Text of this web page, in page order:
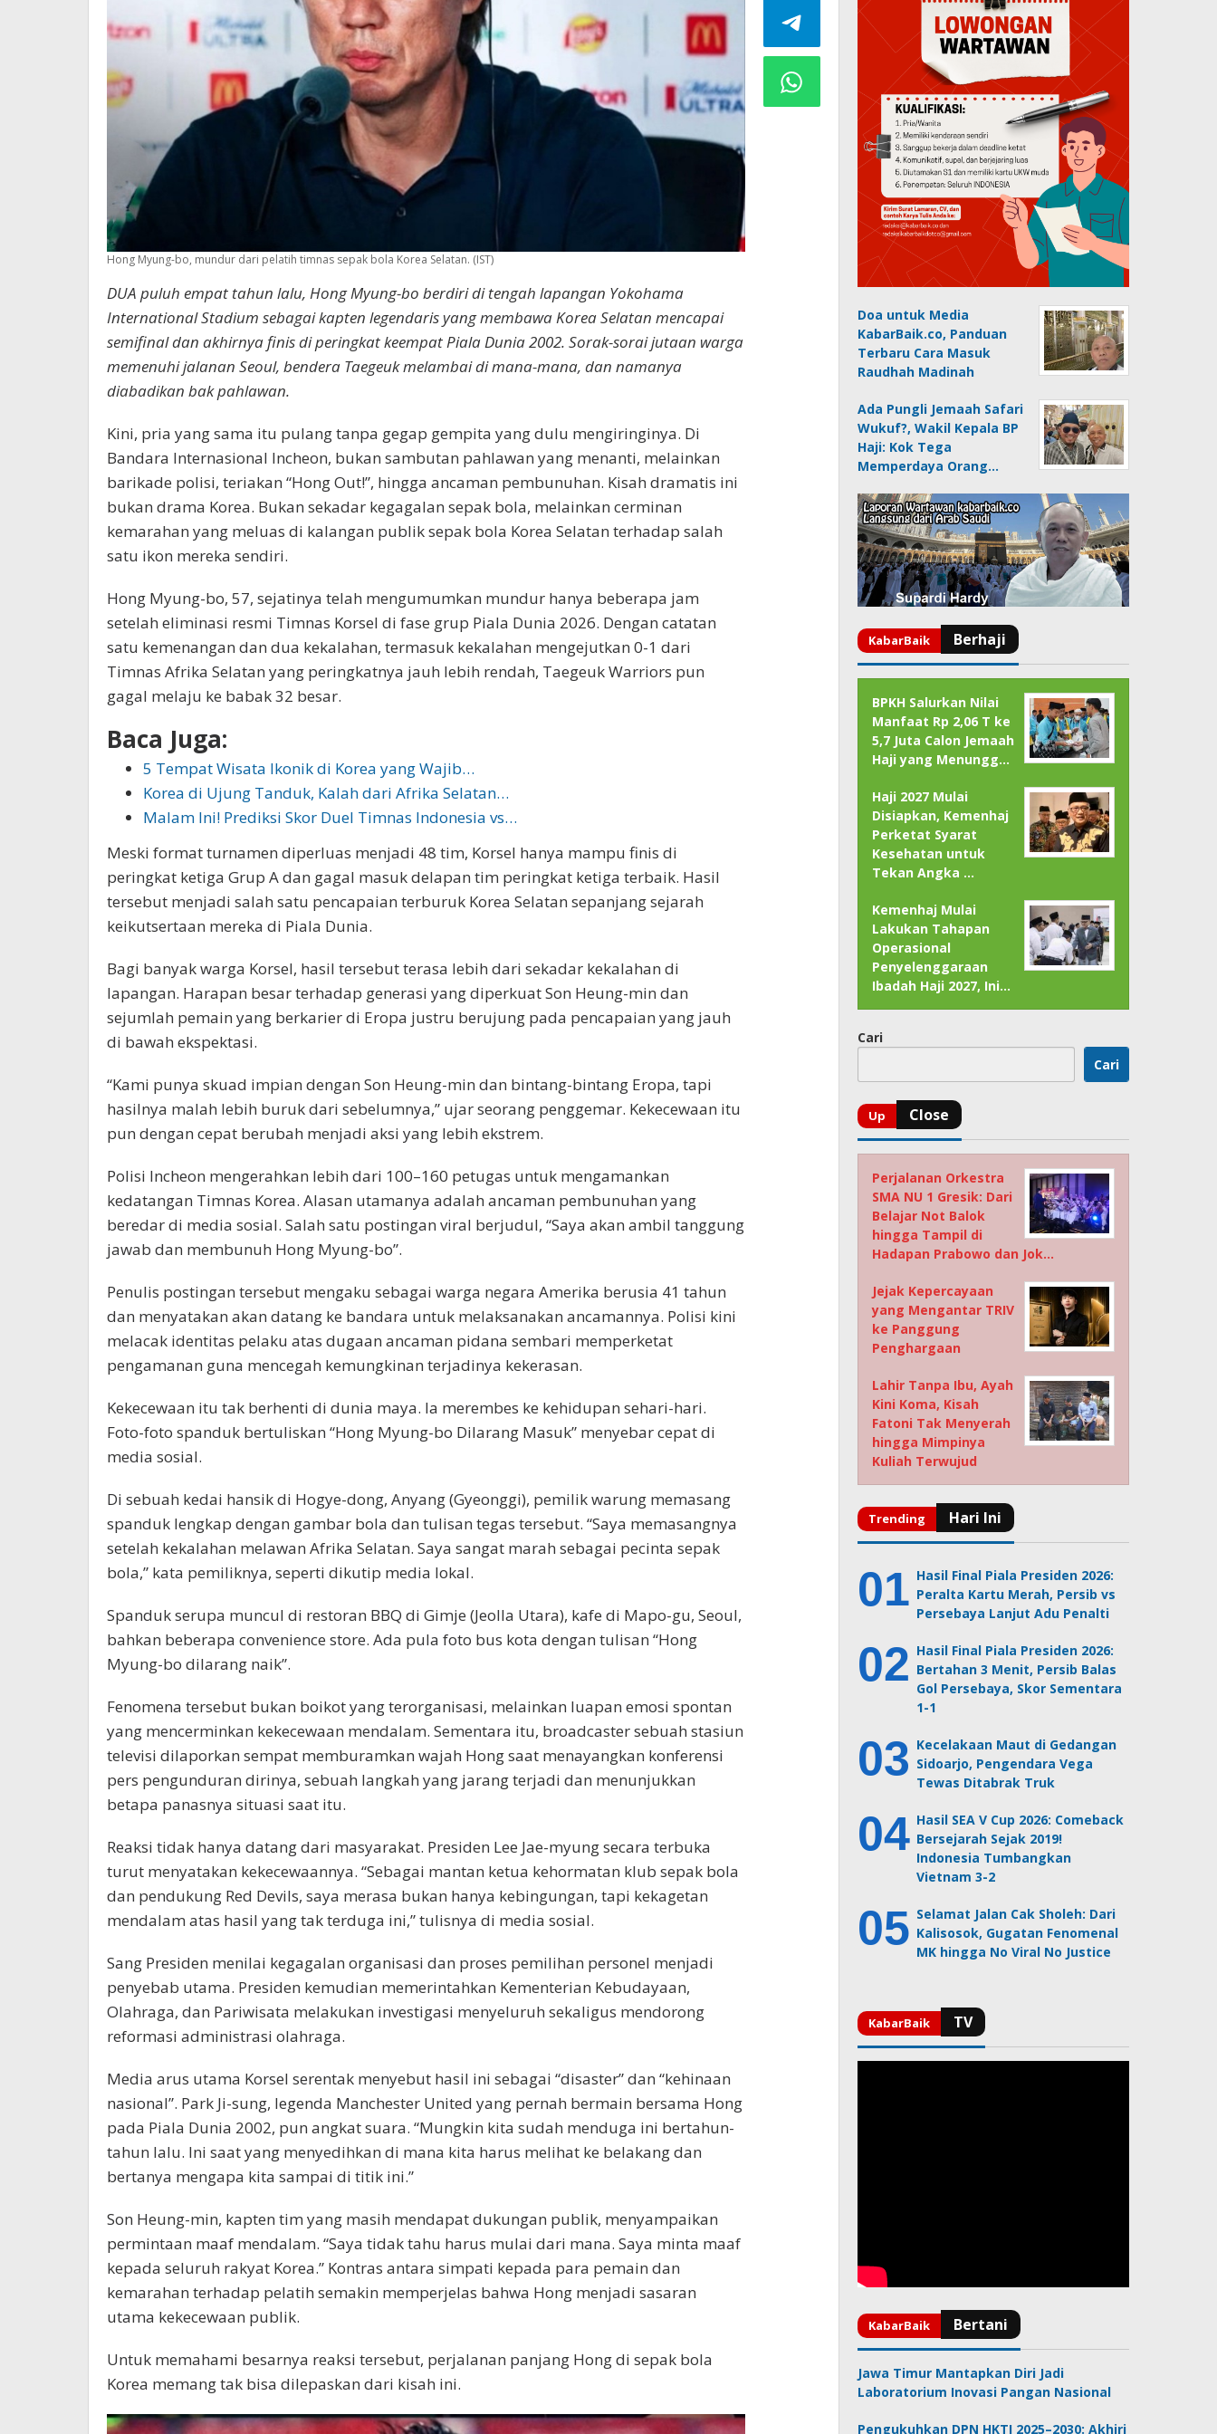
Hong Myung-bo, mundur dari pelatih timnas sepak bola Korea Selatan. (IST)
DUA puluh empat tahun lalu, Hong Myung-bo berdiri di tengah lapangan Yokohama
International Stadium sebagai kapten legendaris yang membawa Korea Selatan mencapai
semifinal dan akhirnya finis di peringkat keempat Piala Dunia 2002. Sorak-sorai jutaan warga
memenuhi jalanan Seoul, bendera Taegeuk melambai di mana-mana, dan namanya
diabadikan bak pahlawan.
Kini, pria yang sama itu pulang tanpa gegap gempita yang dulu mengiringinya. Di
Bandara Internasional Incheon, bukan sambutan pahlawan yang menanti, melainkan
barikade polisi, teriakan “Hong Out!”, hingga ancaman pembunuhan. Kisah dramatis ini
bukan drama Korea. Bukan sekadar kegagalan sepak bola, melainkan cerminan
kemarahan yang meluas di kalangan publik sepak bola Korea Selatan terhadap salah
satu ikon mereka sendiri.
Hong Myung-bo, 57, sejatinya telah mengumumkan mundur hanya beberapa jam
setelah eliminasi resmi Timnas Korsel di fase grup Piala Dunia 2026. Dengan catatan
satu kemenangan dan dua kekalahan, termasuk kekalahan mengejutkan 0-1 dari
Timnas Afrika Selatan yang peringkatnya jauh lebih rendah, Taegeuk Warriors pun
gagal melaju ke babak 32 besar.
Baca Juga:
5 Tempat Wisata Ikonik di Korea yang Wajib…
Korea di Ujung Tanduk, Kalah dari Afrika Selatan…
Malam Ini! Prediksi Skor Duel Timnas Indonesia vs…
Meski format turnamen diperluas menjadi 48 tim, Korsel hanya mampu finis di
peringkat ketiga Grup A dan gagal masuk delapan tim peringkat ketiga terbaik. Hasil
tersebut menjadi salah satu pencapaian terburuk Korea Selatan sepanjang sejarah
keikutsertaan mereka di Piala Dunia.
Bagi banyak warga Korsel, hasil tersebut terasa lebih dari sekadar kekalahan di
lapangan. Harapan besar terhadap generasi yang diperkuat Son Heung-min dan
sejumlah pemain yang berkarier di Eropa justru berujung pada pencapaian yang jauh
di bawah ekspektasi.
“Kami punya skuad impian dengan Son Heung-min dan bintang-bintang Eropa, tapi
hasilnya malah lebih buruk dari sebelumnya,” ujar seorang penggemar. Kekecewaan itu
pun dengan cepat berubah menjadi aksi yang lebih ekstrem.
Polisi Incheon mengerahkan lebih dari 100–160 petugas untuk mengamankan
kedatangan Timnas Korea. Alasan utamanya adalah ancaman pembunuhan yang
beredar di media sosial. Salah satu postingan viral berjudul, “Saya akan ambil tanggung
jawab dan membunuh Hong Myung-bo”.
Penulis postingan tersebut mengaku sebagai warga negara Amerika berusia 41 tahun
dan menyatakan akan datang ke bandara untuk melaksanakan ancamannya. Polisi kini
melacak identitas pelaku atas dugaan ancaman pidana sembari memperketat
pengamanan guna mencegah kemungkinan terjadinya kekerasan.
Kekecewaan itu tak berhenti di dunia maya. Ia merembes ke kehidupan sehari-hari.
Foto-foto spanduk bertuliskan “Hong Myung-bo Dilarang Masuk” menyebar cepat di
media sosial.
Di sebuah kedai hansik di Hogye-dong, Anyang (Gyeonggi), pemilik warung memasang
spanduk lengkap dengan gambar bola dan tulisan tegas tersebut. “Saya memasangnya
setelah kekalahan melawan Afrika Selatan. Saya sangat marah sebagai pecinta sepak
bola,” kata pemiliknya, seperti dikutip media lokal.
Spanduk serupa muncul di restoran BBQ di Gimje (Jeolla Utara), kafe di Mapo-gu, Seoul,
bahkan beberapa convenience store. Ada pula foto bus kota dengan tulisan “Hong
Myung-bo dilarang naik”.
Fenomena tersebut bukan boikot yang terorganisasi, melainkan luapan emosi spontan
yang mencerminkan kekecewaan mendalam. Sementara itu, broadcaster sebuah stasiun
televisi dilaporkan sempat memburamkan wajah Hong saat menayangkan konferensi
pers pengunduran dirinya, sebuah langkah yang jarang terjadi dan menunjukkan
betapa panasnya situasi saat itu.
Reaksi tidak hanya datang dari masyarakat. Presiden Lee Jae-myung secara terbuka
turut menyatakan kekecewaannya. “Sebagai mantan ketua kehormatan klub sepak bola
dan pendukung Red Devils, saya merasa bukan hanya kebingungan, tapi kekagetan
mendalam atas hasil yang tak terduga ini,” tulisnya di media sosial.
Sang Presiden menilai kegagalan organisasi dan proses pemilihan personel menjadi
penyebab utama. Presiden kemudian memerintahkan Kementerian Kebudayaan,
Olahraga, dan Pariwisata melakukan investigasi menyeluruh sekaligus mendorong
reformasi administrasi olahraga.
Media arus utama Korsel serentak menyebut hasil ini sebagai “disaster” dan “kehinaan
nasional”. Park Ji-sung, legenda Manchester United yang pernah bermain bersama Hong
pada Piala Dunia 2002, pun angkat suara. “Mungkin kita sudah menduga ini bertahun-
tahun lalu. Ini saat yang menyedihkan di mana kita harus melihat ke belakang dan
bertanya mengapa kita sampai di titik ini.”
Son Heung-min, kapten tim yang masih mendapat dukungan publik, menyampaikan
permintaan maaf mendalam. “Saya tidak tahu harus mulai dari mana. Saya minta maaf
kepada seluruh rakyat Korea.” Kontras antara simpati kepada para pemain dan
kemarahan terhadap pelatih semakin memperjelas bahwa Hong menjadi sasaran
utama kekecewaan publik.
Untuk memahami besarnya reaksi tersebut, perjalanan panjang Hong di sepak bola
Korea memang tak bisa dilepaskan dari kisah ini.
Doa untuk Media
KabarBaik.co, Panduan
Terbaru Cara Masuk
Raudhah Madinah
Ada Pungli Jemaah Safari
Wukuf?, Wakil Kepala BP
Haji: Kok Tega
Memperdaya Orang…
BPKH Salurkan Nilai
Manfaat Rp 2,06 T ke
5,7 Juta Calon Jemaah
Haji yang Menungg…
Haji 2027 Mulai
Disiapkan, Kemenhaj
Perketat Syarat
Kesehatan untuk
Tekan Angka …
Kemenhaj Mulai
Lakukan Tahapan
Operasional
Penyelenggaraan
Ibadah Haji 2027, Ini…
Cari
Cari
Perjalanan Orkestra
SMA NU 1 Gresik: Dari
Belajar Not Balok
hingga Tampil di
Hadapan Prabowo dan Jok…
Jejak Kepercayaan
yang Mengantar TRIV
ke Panggung
Penghargaan
Lahir Tanpa Ibu, Ayah
Kini Koma, Kisah
Fatoni Tak Menyerah
hingga Mimpinya
Kuliah Terwujud
Hasil Final Piala Presiden 2026:
Peralta Kartu Merah, Persib vs
Persebaya Lanjut Adu Penalti
Hasil Final Piala Presiden 2026:
Bertahan 3 Menit, Persib Balas
Gol Persebaya, Skor Sementara
1-1
Kecelakaan Maut di Gedangan
Sidoarjo, Pengendara Vega
Tewas Ditabrak Truk
Hasil SEA V Cup 2026: Comeback
Bersejarah Sejak 2019!
Indonesia Tumbangkan
Vietnam 3-2
Selamat Jalan Cak Sholeh: Dari
Kalisosok, Gugatan Fenomenal
MK hingga No Viral No Justice
Jawa Timur Mantapkan Diri Jadi
Laboratorium Inovasi Pangan Nasional
Pengukuhkan DPN HKTI 2025–2030: Akhiri